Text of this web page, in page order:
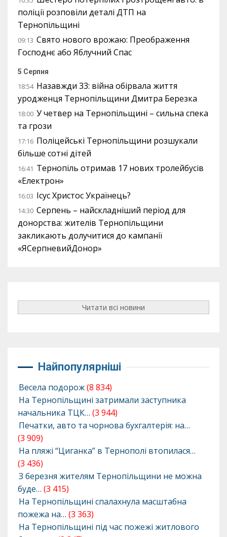
поліції розповіли деталі ДТП на
Тернопільщині
09:13 Свято нового врожаю: Преображення
Господнє або Яблучний Спас
5 Серпня
18:54 Назавжди 33: війна обірвала життя
уродженця Тернопільщини Дмитра Березка
18:00 У четвер на Тернопільщині – сильна спека
та грози
17:16 Поліцейські Тернопільщини розшукали
більше сотні дітей
16:41 Тернопіль отримав 17 нових тролейбусів
«Електрон»
16:03 Ісус Христос Українець?
14:30 Серпень – найскладніший період для
донорства: жителів Тернопільщини
закликають долучитися до кампанії
«ЯСерпневийДонор»
Читати всі новини
Найпопулярніші
Весела подорож(8 834)
На Тернопільщині затримали заступника
начальника ТЦК… (3 944)
Печатки, авто та чорнова бухгалтерія: на…
(3 909)
На пляжі “Циганка” в Тернополі втопилася…
(3 436)
З березня жителям Тернопільщини не можна
буде… (3 415)
На Тернопільщині спалахнула масштабна
пожежа на… (3 363)
На Тернопільщині під час пожежі житлового